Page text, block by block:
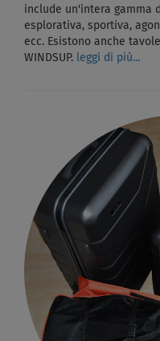
include un'intera gamma
esplorativa, sportiva,
ecc. Esistono anche
WINDSUP.
leggi di più...